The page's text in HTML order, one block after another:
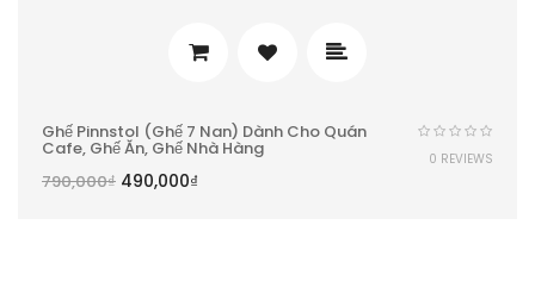
Ghế Pinnstol (ghế 7 Nan) Dành Cho Quán
Cafe, Ghế Ăn, Ghế Nhà Hàng
790,000₫ 490,000₫
0 REVIEWS